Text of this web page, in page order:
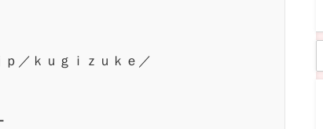
／ｋｕｇｉｚｕｋｅ／